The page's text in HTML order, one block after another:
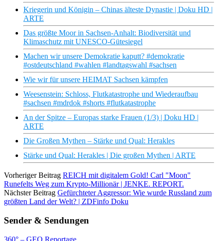
Kriegerin und Königin – Chinas älteste Dynastie | Doku HD |
ARTE
Das größte Moor in Sachsen-Anhalt: Biodiversität und
Klimaschutz mit UNESCO-Gütesiegel
Machen wir unsere Demokratie kaputt? #demokratie
#ostdeutschland #wahlen #landtagswahl #sachsen
Wie wir für unsere HEIMAT Sachsen kämpfen
Weesenstein: Schloss, Flutkatastrophe und Wiederaufbau
#sachsen #mdrdok #shorts #flutkatastrophe
An der Spitze – Europas starke Frauen (1/3) | Doku HD |
ARTE
Die Großen Mythen – Stärke und Qual: Herakles
Stärke und Qual: Herakles | Die großen Mythen | ARTE
Vorheriger Beitrag REICH mit digitalem Gold! Carl "Moon"
Runefelts Weg zum Krypto-Millionär | JENKE. REPORT.
Nächster Beitrag Gefürchteter Aggressor: Wie wurde Russland zum
größten Land der Welt? | ZDFinfo Doku
Sender & Sendungen
360° – GEO Reportage